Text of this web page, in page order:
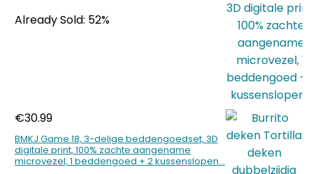
Already Sold: 52%
€30.99
BMKJ Game 18, 3-delige beddengoedset, 3D
digitale print, 100% zachte aangename
microvezel, 1 beddengoed + 2 kussenslopen…